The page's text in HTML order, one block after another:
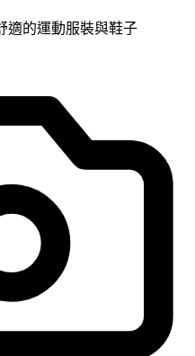
適的運動服裝與鞋子